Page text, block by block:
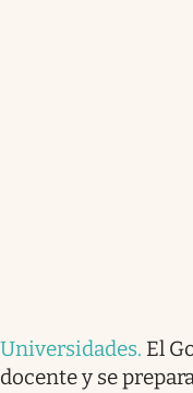
Universidades. El
docente y se